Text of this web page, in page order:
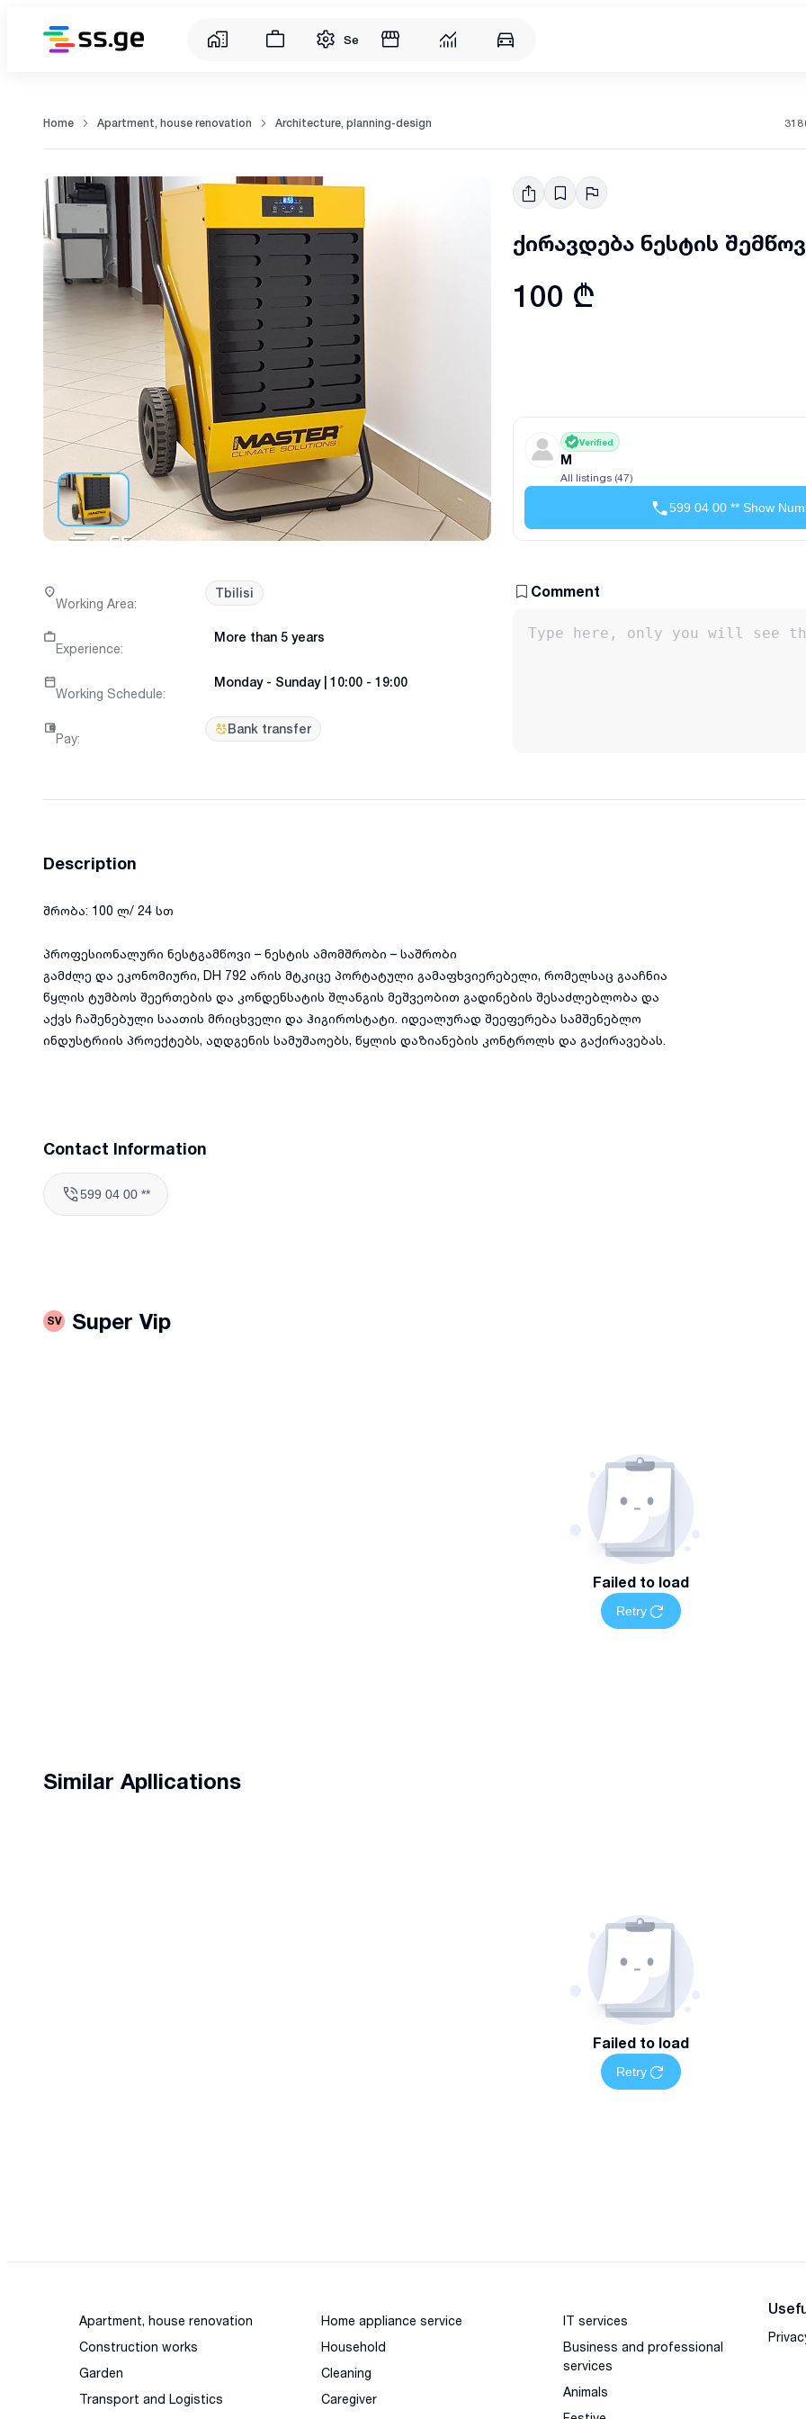
Service
Home Apartment, house renovation Architecture, planning-design 318
ქირავდება ნესტის
100 ₾
Verified
M
All listings (47)
599 04 00 ** Show
Working Area:
Tbilisi
Experience:
More than 5 years
Working Schedule:
Monday- Sunday| 10:00 - 19:00
Pay:
Bank transfer
Comment
Description
შრობა: 100 ლ/ 24 სთ
პროფესიონალური ნესტგამწოვი – ნესტის ამომშრობი – საშრობი
გამძლე და ეკონომიური, DH 792 არის მტკიცე პორტატული გამაფხვიერებელი, რომელსაც გააჩნია
წყლის ტუმბოს შეერთების და კონდენსატის შლანგის მეშვეობით გადინების შესაძლებლობა და
აქვს ჩაშენებული საათის მრიცხველი და ჰიგიროსტატი. იდეალურად შეეფერება სამშენებლო
ინდუსტრიის პროექტებს, აღდგენის სამუშაოებს, წყლის დაზიანების კონტროლს და გაქირავებას.
Contact Information
599 04 00 **
SV Super Vip
Failed to load
Retry
Similar Apllications
Failed to load
Retry
Apartment, house renovation
Construction works
Garden
Transport and Logistics
Home appliance service
Household
Cleaning
Caregiver
IT services
Business and professional
services
Animals